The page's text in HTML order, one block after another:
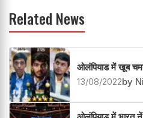
Related News
13/08/2022by